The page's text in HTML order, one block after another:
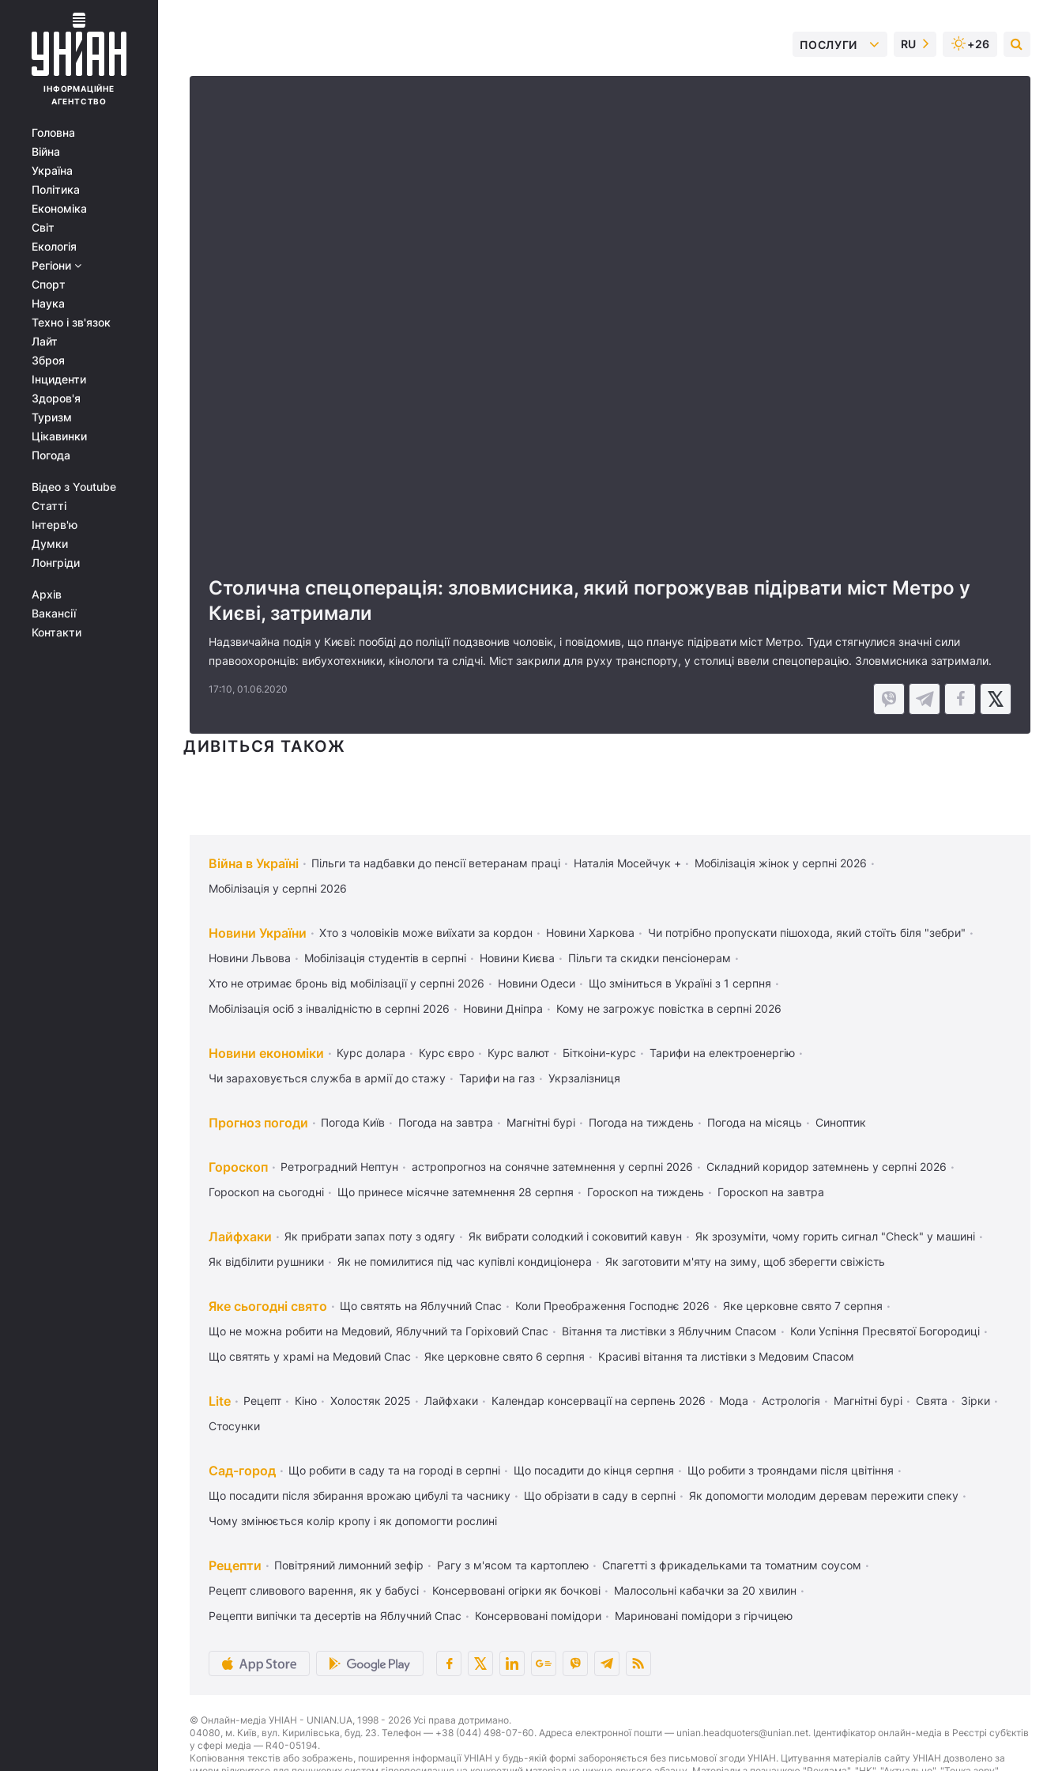
ІНФОРМАЦІЙНЕ
АГЕНТСТВО
Головна
Війна
Україна
Політика
Економіка
Світ
Екологія
Регіони
Спорт
Наука
Техно і зв'язок
Лайт
Зброя
Інциденти
Здоров'я
Туризм
Цікавинки
Погода
Відео з Youtube
Статті
Інтерв'ю
Думки
Лонгріди
Архів
Вакансії
Контакти
ПОСЛУГИ RU +26
Столична спецоперація: зловмисника, який погрожував підірвати міст Метро у
Києві, затримали
Надзвичайна подія у Києві: пообіді до поліції подзвонив чоловік, і повідомив, що планує підірвати міст Метро. Туди стягнулися значні сили
правоохоронців: вибухотехники, кінологи та слідчі. Міст закрили для руху транспорту, у столиці ввели спецоперацію. Зловмисника затримали.
17:10, 01.06.2020
ДИВІТЬСЯ ТАКОЖ
Війна в Україні Пільги та надбавки до пенсії ветеранам праці Наталія Мосейчук +
Мобілізація жінок у серпні 2026
Мобілізація у серпні 2026
Новини України Хто з чоловіків може виїхати за кордон Новини Харкова
Чи потрібно пропускати пішохода, який стоїть біля "зебри"
Новини Львова
Мобілізація студентів в серпні Новини Києва
Пільги та скидки пенсіонерам
Хто не отримає бронь від мобілізації у серпні 2026
Новини Одеси
Що зміниться в Україні з 1 серпня
Мобілізація осіб з інвалідністю в серпні 2026
Новини Дніпра Кому не загрожує повістка в серпні 2026
Новини економіки Курс долара Курс євро Курс валют Біткоіни-курс
Тарифи на електроенергію
Чи зараховується служба в армії до стажу
Тарифи на газ Укрзалізниця
Прогноз погоди Погода Київ Погода на завтра Магнітні бурі Погода на тиждень Погода на місяць Синоптик
Гороскоп Ретроградний Нептун астропрогноз на сонячне затемнення у серпні 2026
Складний коридор затемнень у серпні 2026
Гороскоп на сьогодні
Що принесе місячне затемнення 28 серпня Гороскоп на тиждень Гороскоп на завтра
Лайфхаки Як прибрати запах поту з одягу Як вибрати солодкий і соковитий кавун
Як зрозуміти, чому горить сигнал "Check" у машині
Як відбілити рушники
Як не помилитися під час купівлі кондиціонера Як заготовити м'яту на зиму, щоб зберегти свіжість
Яке сьогодні свято Що святять на Яблучний Спас Коли Преображення Господнє 2026
Яке церковне свято 7 серпня
Що не можна робити на Медовий, Яблучний та Горіховий Спас
Вітання та листівки з Яблучним Спасом
Коли Успіння Пресвятої Богородиці
Що святять у храмі на Медовий Спас
Яке церковне свято 6 серпня Красиві вітання та листівки з Медовим Спасом
Lite Рецепт Кіно Холостяк 2025 Лайфхаки Календар консервації на серпень 2026 Мода Астрологія Магнітні бурі Свята
Зірки
Стосунки
Сад-город Що робити в саду та на городі в серпні Що посадити до кінця серпня
Що робити з трояндами після цвітіння
Що посадити після збирання врожаю цибулі та часнику
Що обрізати в саду в серпні
Як допомогти молодим деревам пережити спеку
Чому змінюється колір кропу і як допомогти рослині
Рецепти Повітряний лимонний зефір Рагу з м'ясом та картоплею
Спагетті з фрикадельками та томатним соусом
Рецепт сливового варення, як у бабусі
Консервовані огірки як бочкові
Малосольні кабачки за 20 хвилин
Рецепти випічки та десертів на Яблучний Спас
Консервовані помідори Мариновані помідори з гірчицею
© Онлайн-медіа УНІАН - UNIAN.UA, 1998 - 2026 Усі права дотримано.
04080, м. Київ, вул. Кирилівська, буд. 23. Телефон — +38 (044) 498-07-60. Адреса електронної пошти — unian.headquoters@unian.net. Ідентифікатор онлайн-медіа в Реєстрі суб’єктів
у сфері медіа — R40-05194.
Копіювання текстів або зображень, поширення інформації УНІАН у будь-якій формі забороняється без письмової згоди УНІАН. Цитування матеріалів сайту УНІАН дозволено за